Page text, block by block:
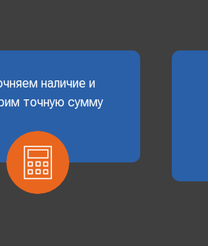
наличие и
точную сумму